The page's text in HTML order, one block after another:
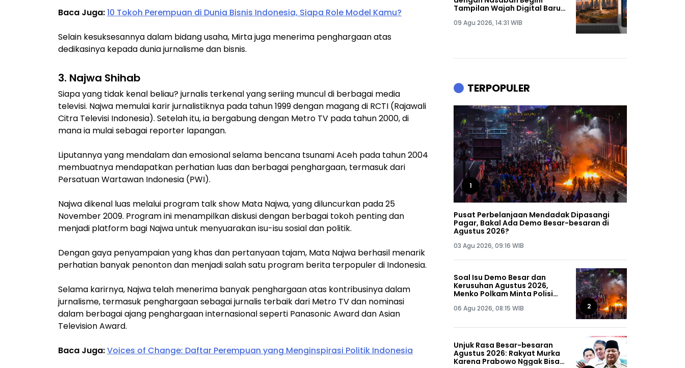
Baca Juga:10 Tokoh Perempuan di Dunia Bisnis Indonesia, Siapa Role Model Kamu?
Selain kesuksesannya dalam bidang usaha, Mirta juga menerima penghargaan atas
dedikasinya kepada dunia jurnalisme dan bisnis.
3. Najwa Shihab
Siapa yang tidak kenal beliau? jurnalis terkenal yang seriing muncul di berbagai media
televisi. Najwa memulai karir jurnalistiknya pada tahun 1999 dengan magang di RCTI (Rajawali
Citra Televisi Indonesia). Setelah itu, ia bergabung dengan Metro TV pada tahun 2000, di
mana ia mulai sebagai reporter lapangan.
Liputannya yang mendalam dan emosional selama bencana tsunami Aceh pada tahun 2004
membuatnya mendapatkan perhatian luas dan berbagai penghargaan, termasuk dari
Persatuan Wartawan Indonesia (PWI).
Najwa dikenal luas melalui program talk show Mata Najwa, yang diluncurkan pada 25
November 2009. Program ini menampilkan diskusi dengan berbagai tokoh penting dan
menjadi platform bagi Najwa untuk menyuarakan isu-isu sosial dan politik.
Dengan gaya penyampaian yang khas dan pertanyaan tajam, Mata Najwa berhasil menarik
perhatian banyak penonton dan menjadi salah satu program berita terpopuler di Indonesia.
Selama karirnya, Najwa telah menerima banyak penghargaan atas kontribusinya dalam
jurnalisme, termasuk penghargaan sebagai jurnalis terbaik dari Metro TV dan nominasi
dalam berbagai ajang penghargaan internasional seperti Panasonic Award dan Asian
Television Award.
Baca Juga:Voices of Change: Daftar Perempuan yang Menginspirasi Politik Indonesia
Tampilan Wajah Digital Baru
09 Agu 2026, 14:31 WIB
TERPOPULER
1
Pusat Perbelanjaan Mendadak Dipasangi
Pagar, Bakal Ada Demo Besar-besaran di
Agustus 2026?
03 Agu 2026, 09:16 WIB
Soal Isu Demo Besar dan
Kerusuhan Agustus 2026,
Menko Polkam Minta Polisi
Dapat, Siap-siap!
06 Agu 2026, 08:15 WIB 2
Unjuk Rasa Besar-besaran
Agustus 2026: Rakyat Murka
Karena Prabowo Nggak Bisa